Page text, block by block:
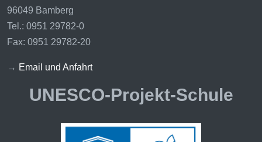
96049 Bamberg
Tel.: 0951 29782-0
Fax: 0951 29782-20
→ Email und Anfahrt
UNESCO-Projekt-Schule